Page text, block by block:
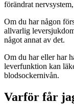
förändrat
Om du har någon
allvarlig
något annat av det.
Om du har eller har
leverfunktion kan
blodsockernivån.
Varför får